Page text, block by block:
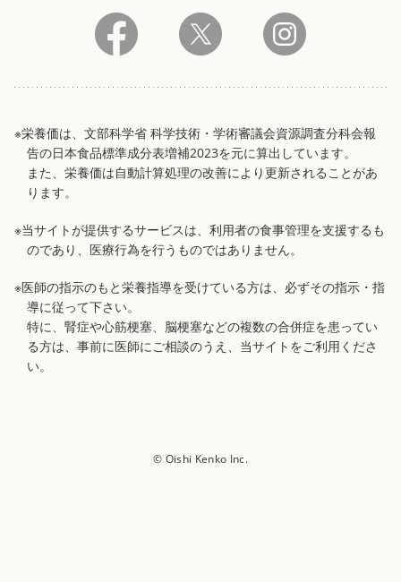
※栄養価は、文部科学省 科学技術・学術審議会資源調査分科会報
告の日本食品標準成分表増補2023を元に算出しています。
また、栄養価は自動計算処理の改善により更新されることがあ
ります。
※当サイトが提供するサービスは、利用者の食事管理を支援するも
のであり、医療行為を行うものではありません。
※医師の指示のもと栄養指導を受けている方は、必ずその指示・指
導に従って下さい。
特に、腎症や心筋梗塞、脳梗塞などの複数の合併症を患ってい
る方は、事前に医師にご相談のうえ、当サイトをご利用くださ
い。
© Oishi Kenko Inc.